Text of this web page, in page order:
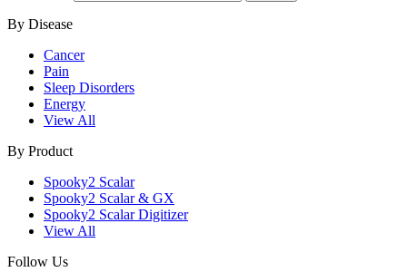
By Disease
Cancer
Pain
Sleep Disorders
Energy
View All
By Product
Spooky2 Scalar
Spooky2 Scalar & GX
Spooky2 Scalar Digitizer
View All
Follow Us